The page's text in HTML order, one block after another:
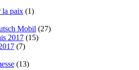
la paix (1)
Mobil (27)
2017 (15)
(7)
(13)